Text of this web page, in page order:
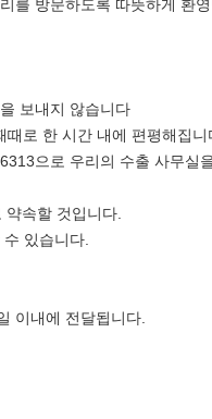
를 방문하도록 따뜻하게 환
보내지 않습니다
로 한 시간 내에 편평해집니
으로 우리의 수출 사무실
속할 것입니다.
있습니다.
이내에 전달됩니다.